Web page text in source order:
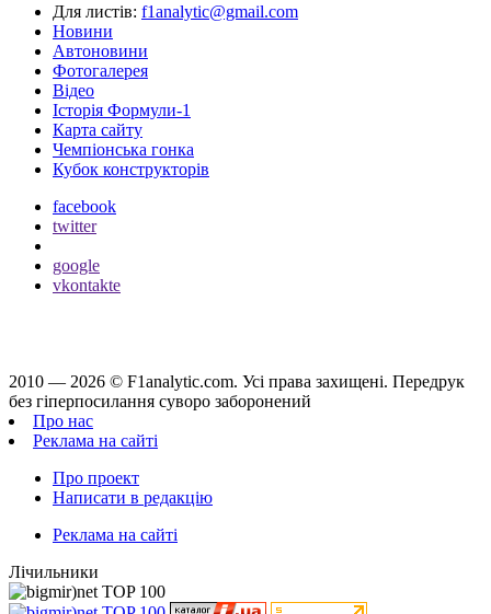
Для листів: f1analytic@gmail.com
Новини
Автоновини
Фотогалерея
Відео
Історія Формули-1
Карта сайту
Чемпіонська гонка
Кубок конструкторів
facebook
twitter
google
vkontakte
2010 — 2026 © F1analytic.com. Усi права захищенi. Передрук
без гіперпосилання суворо заборонений
Про нас
Реклама на сайті
Про проект
Написати в редакцію
Реклама на сайті
Лічильники